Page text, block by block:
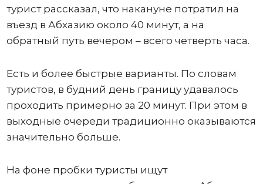
турист рассказал, что накануне потратил на
въезд в Абхазию около 40 минут, а на
обратный путь вечером – всего четверть часа.
Есть и более быстрые варианты. По словам
туристов, в будний день границу удавалось
проходить примерно за 20 минут. При этом в
выходные очереди традиционно оказываются
значительно больше.
На фоне пробки туристы ищут